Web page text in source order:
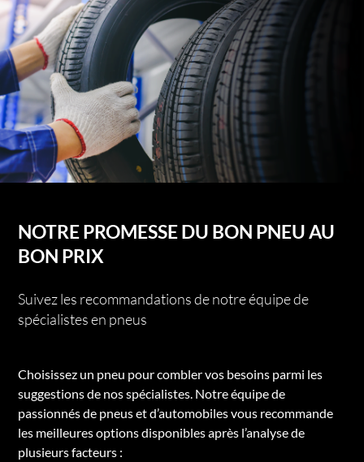
NOTRE PROMESSE DU BON PNEU AU
BON PRIX
Suivez les recommandations de notre équipe de
spécialistes en pneus
Choisissez un pneu pour combler vos besoins parmi les
suggestions de nos spécialistes. Notre équipe de
passionnés de pneus et d’automobiles vous recommande
les meilleures options disponibles après l’analyse de
plusieurs facteurs :